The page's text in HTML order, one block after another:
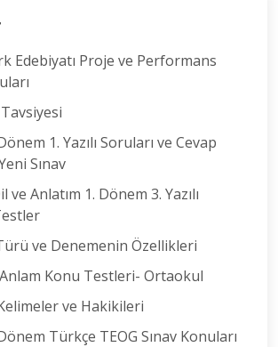
Edebiyatı Proje ve Performans
1. Yazılı Soruları ve Cevap
Sınav
ve Anlatım 1. Dönem 3. Yazılı
ve Denemenin Özellikleri
Konu Testleri- Ortaokul
ve Hakikileri
Türkçe TEOG Sınav Konuları